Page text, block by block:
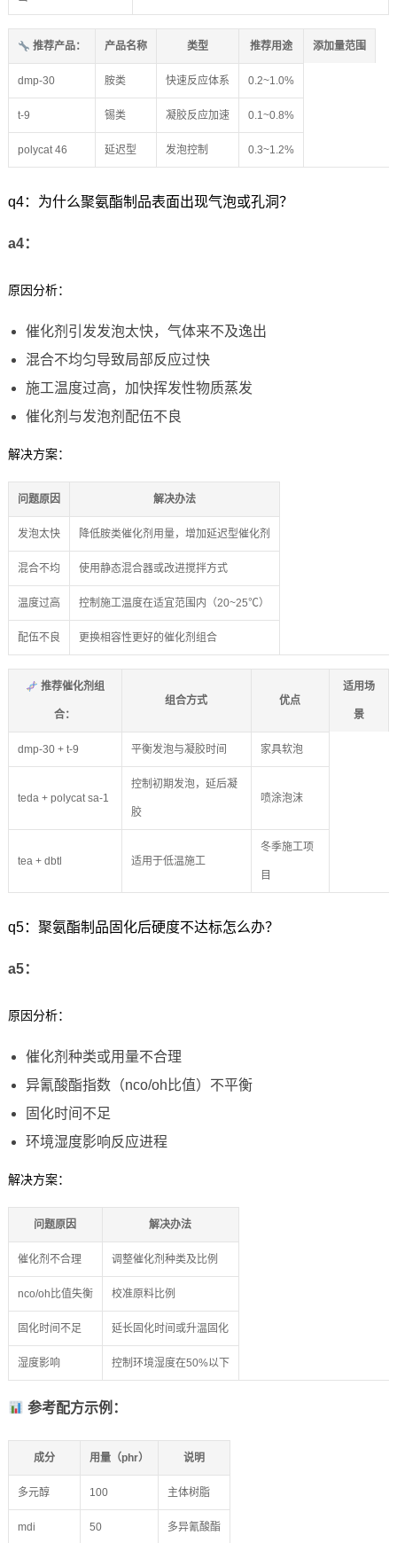
推荐产品： 产品名称 类型 推荐用途 添加量范围
dmp-30 胺类 快速反应体系 0.2~1.0%
t-9 锡类 凝胶反应加速 0.1~0.8%
polycat 46 延迟型 发泡控制 0.3~1.2%
q4：为什么聚氨酯制品表面出现气泡或孔洞？
a4：
原因分析：
催化剂引发发泡太快，气体来不及逸出
混合不均匀导致局部反应过快
施工温度过高，加快挥发性物质蒸发
催化剂与发泡剂配伍不良
解决方案：
问题原因 解决办法
发泡太快 降低胺类催化剂用量，增加延迟型催化剂
混合不均 使用静态混合器或改进搅拌方式
温度过高 控制施工温度在适宜范围内（20~25℃）
配伍不良 更换相容性更好的催化剂组合
推荐催化剂组
合：
组合方式 优点
适用场
景
dmp-30 + t-9 平衡发泡与凝胶时间 家具软泡
teda + polycat sa-1
控制初期发泡，延后凝
胶
喷涂泡沫
tea + dbtl 适用于低温施工
冬季施工项
目
q5：聚氨酯制品固化后硬度不达标怎么办？
a5：
原因分析：
催化剂种类或用量不合理
异氰酸酯指数（nco/oh比值）不平衡
固化时间不足
环境湿度影响反应进程
解决方案：
问题原因 解决办法
催化剂不合理 调整催化剂种类及比例
nco/oh比值失衡 校准原料比例
固化时间不足 延长固化时间或升温固化
湿度影响 控制环境湿度在50%以下
参考配方示例：
成分 用量（phr） 说明
多元醇 100 主体树脂
mdi 50 多异氰酸酯